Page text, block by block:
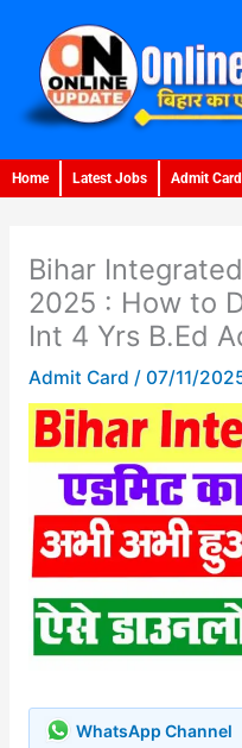
content
Home Latest Jobs Admit Card
Bihar
2025 : How to
Int 4 Yrs B.Ed
Admit Card / 07/11/
WhatsApp Channel